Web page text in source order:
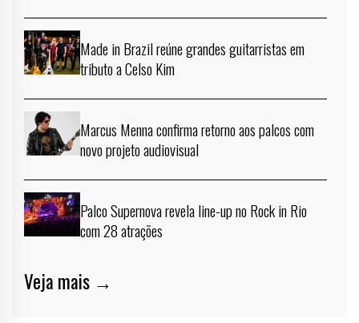
Made in Brazil reúne grandes guitarristas em
tributo a Celso Kim
Marcus Menna confirma retorno aos palcos com
novo projeto audiovisual
Palco Supernova revela line-up no Rock in Rio
com 28 atrações
Veja mais →